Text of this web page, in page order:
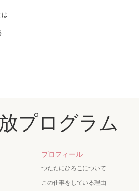
は
プログラム
プロフィール
つたたにひろこについて
この仕事をしている理由